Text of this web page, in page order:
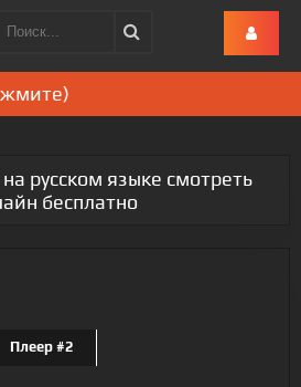
русском языке смотреть
бесплатно
Плеер #2